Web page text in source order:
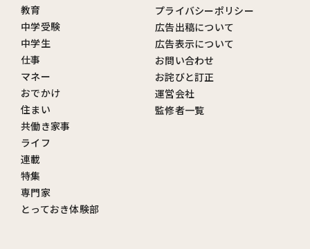
教育
中学受験
中学生
仕事
マネー
おでかけ
住まい
共働き家事
ライフ
連載
特集
専門家
とっておき体験部
プライバシーポリシー
広告出稿について
広告表示について
お問い合わせ
お詫びと訂正
運営会社
監修者一覧